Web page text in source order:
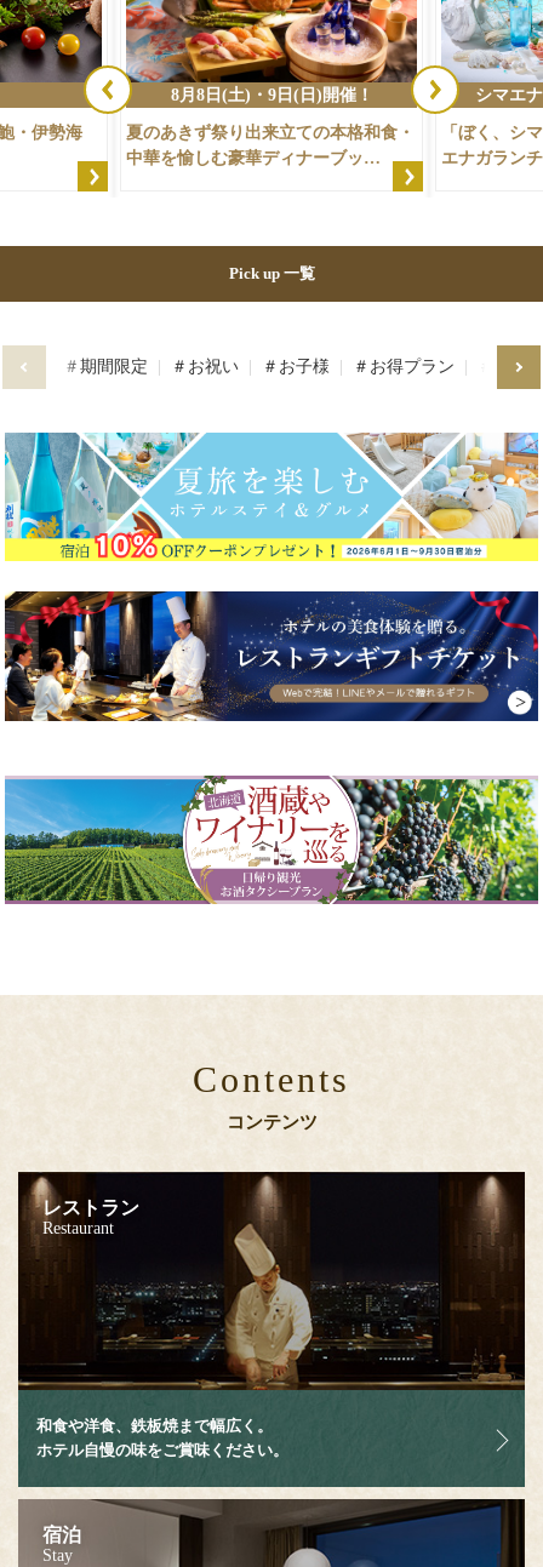
・伊勢海
8月8日(土)・9日(日)開催！
夏のあきず祭り出来立ての本格和食・
中華を愉しむ豪華ディナーブッ…
シマエ
「ぼく、シ
エナガラン
Pick up 一覧
＃期間限定 ＃お祝い ＃お子様 ＃お得プラン ＃道産
Contents
コンテンツ
レストラン
Restaurant
和食や洋食、鉄板焼まで幅広く。
ホテル自慢の味をご賞味ください。
宿泊
Stay